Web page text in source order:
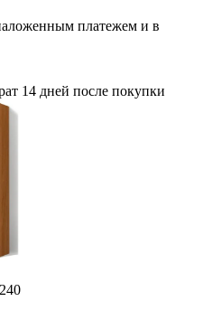
платежем и в
14 дней после покупки